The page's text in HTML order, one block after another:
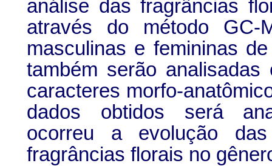
análise das fragrâncias
através do método GC-
masculinas e femininas
também serão
caracteres morfo-
dados obtidos será
ocorreu a evolução
fragrâncias florais no